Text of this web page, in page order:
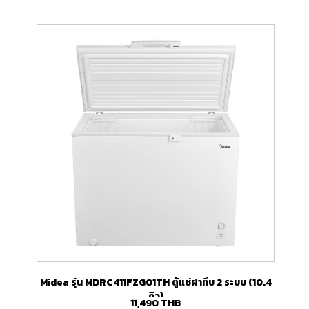
Midea รุ่น MDRC411FZG01TH ตู้แช่ฝาทึบ 2 ระบบ (10.4
คิว)
11,490THB